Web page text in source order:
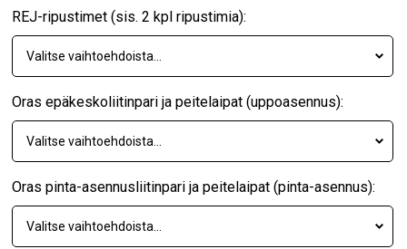
REJ-ripustimet (sis. 2 kpl ripustimia):
Oras epäkeskoliitinpari ja peitelaipat (uppoasennus):
Oras pinta-asennusliitinpari ja peitelaipat (pinta-asennus):